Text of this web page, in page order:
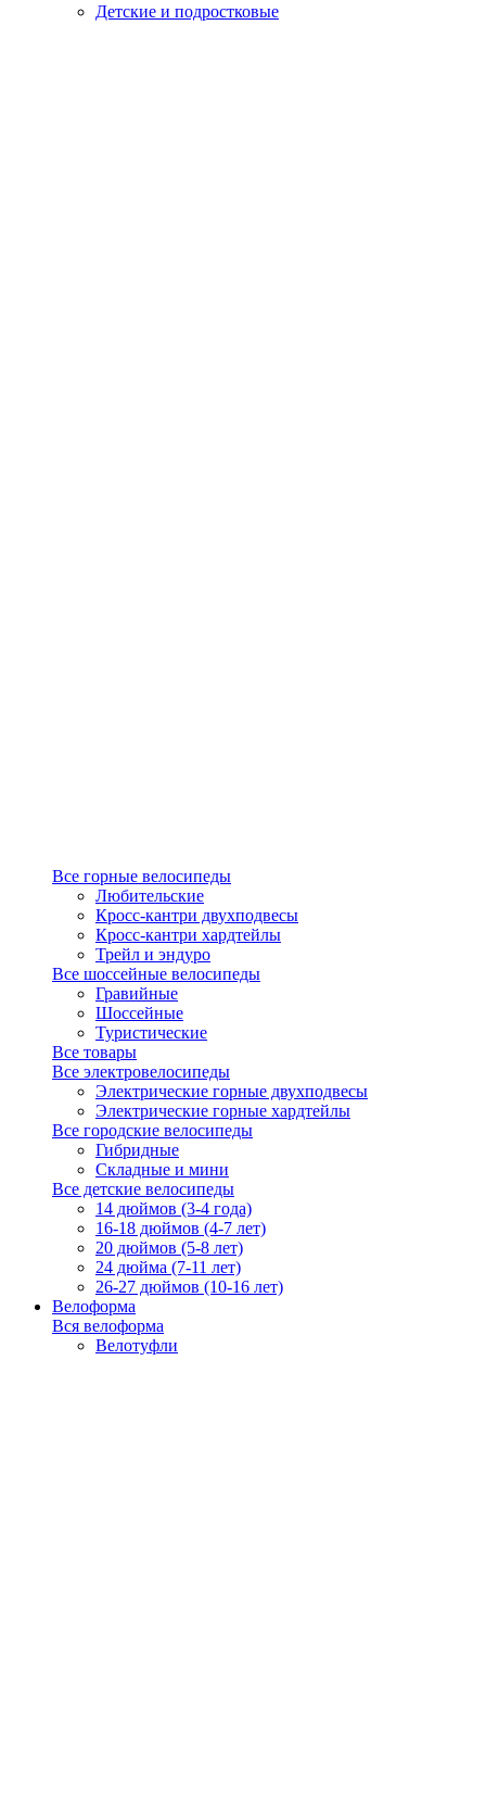
Детские и подростковые
Все горные велосипеды
Любительские
Кросс-кантри двухподвесы
Кросс-кантри хардтейлы
Трейл и эндуро
Все шоссейные велосипеды
Гравийные
Шоссейные
Туристические
Все товары
Все электровелосипеды
Электрические горные двухподвесы
Электрические горные хардтейлы
Все городские велосипеды
Гибридные
Складные и мини
Все детские велосипеды
14 дюймов (3-4 года)
16-18 дюймов (4-7 лет)
20 дюймов (5-8 лет)
24 дюйма (7-11 лет)
26-27 дюймов (10-16 лет)
Велоформа
Вся велоформа
Велотуфли